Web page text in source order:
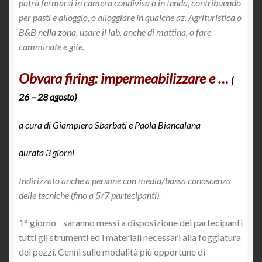
potrà fermarsi in camera condivisa o in tenda, contribuendo
per pasti e alloggio, o alloggiare in qualche az. Agrituristica o
B&B nella zona, usare il lab. anche di mattina, o fare
camminate e gite.
Obvara firing: impermeabilizzare e … (
26 – 28 agosto)
a cura di Giampiero Sbarbati e Paola Biancalana
durata 3 giorni
Indirizzato anche a persone con media/bassa conoscenza
delle tecniche (fino a 5/7 partecipanti).
1° giorno saranno messi a disposizione dei partecipanti
tutti gli strumenti ed i materiali necessari alla foggiatura
dei pezzi. Cenni sulle modalità più opportune di